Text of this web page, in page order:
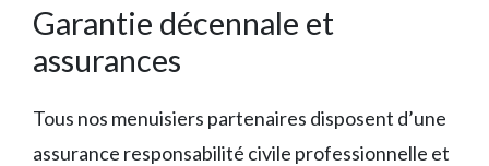
Garantie décennale et
assurances
Tous nos menuisiers partenaires disposent d’une
assurance responsabilité civile professionnelle et